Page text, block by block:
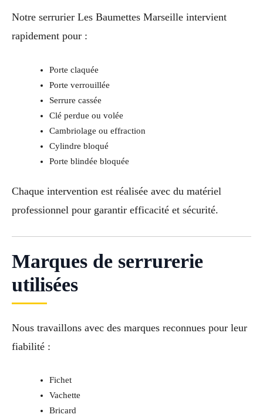
Notre serrurier Les Baumettes Marseille intervient
rapidement pour :
Porte claquée
Porte verrouillée
Serrure cassée
Clé perdue ou volée
Cambriolage ou effraction
Cylindre bloqué
Porte blindée bloquée
Chaque intervention est réalisée avec du matériel
professionnel pour garantir efficacité et sécurité.
Marques de serrurerie
utilisées
Nous travaillons avec des marques reconnues pour leur
fiabilité :
Fichet
Vachette
Bricard